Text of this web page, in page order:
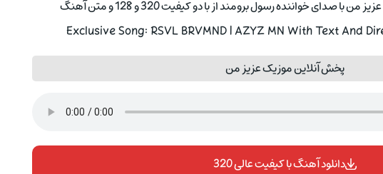
صدای خواننده رسول برومند از با دو کیفیت 320 و 128 و متن آهنگ
Exclusive Song: RSVL BRVMND | AZYZ MN With Text And
پخش آنلاین موزیک عزیز من
دانلود آهنگ با کیفیت عالی 320